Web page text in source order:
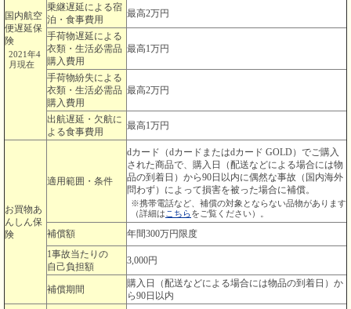
国内航空
便遅延保
険
2021年4
月現在
乗継遅延による宿
泊・食事費用
最高2万円
手荷物遅延による
衣類・生活必需品
購入費用
最高1万円
手荷物紛失による
衣類・生活必需品
購入費用
最高2万円
出航遅延・欠航に
よる食事費用
最高1万円
お買物あ
んしん保
険
適用範囲・条件
dカード（dカードまたはdカード GOLD）でご購入
された商品で、購入日（配送などによる場合には物
品の到着日）から90日以内に偶然な事故（国内海外
問わず）によって損害を被った場合に補償。
※携帯電話など、補償の対象とならない品物があります
（詳細は こちらをご覧ください）。
補償額
年間300万円限度
1事故当たりの
自己負担額
3,000円
補償期間
購入日（配送などによる場合には物品の到着日）か
ら90日以内